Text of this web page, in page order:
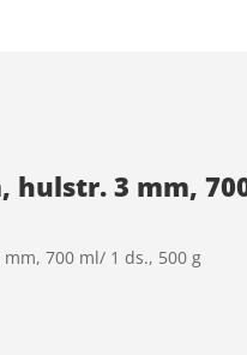
hulstr. 3 mm,
700 ml/ 1 ds., 500 g